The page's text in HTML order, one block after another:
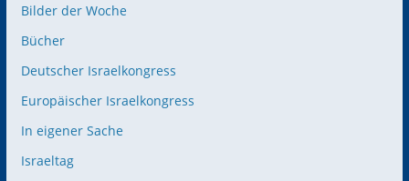
Bilder der Woche
Bücher
Deutscher Israelkongress
Europäischer Israelkongress
In eigener Sache
Israeltag